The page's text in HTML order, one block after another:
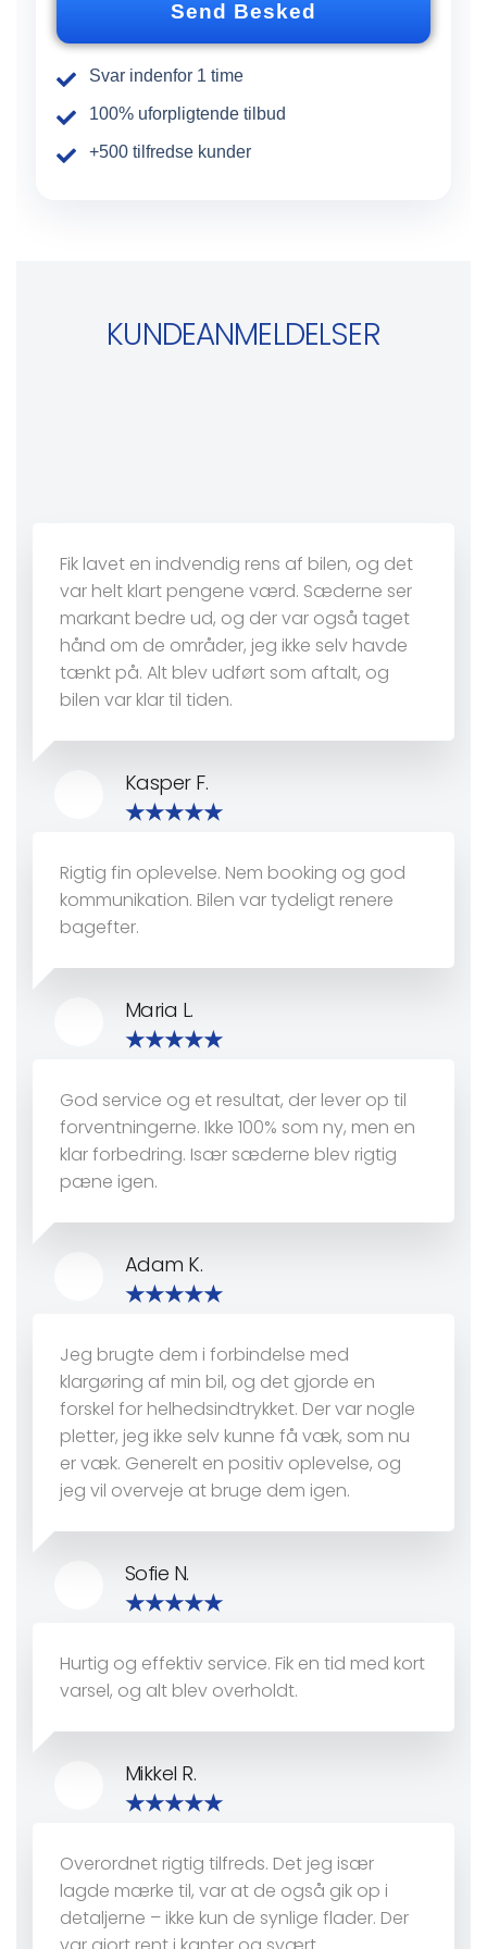
e
Send Besked
Svar indenfor 1 time
100% uforpligtende tilbud
+500 tilfredse kunder
KUNDEANMELDELSER
Fik lavet en indvendig rens af bilen, og det
var helt klart pengene værd. Sæderne ser
markant bedre ud, og der var også taget
hånd om de områder, jeg ikke selv havde
tænkt på. Alt blev udført som aftalt, og
bilen var klar til tiden.
Kasper F.
Rigtig fin oplevelse. Nem booking og god
kommunikation. Bilen var tydeligt renere
bagefter.
Maria L.
God service og et resultat, der lever op til
forventningerne. Ikke 100% som ny, men en
klar forbedring. Især sæderne blev rigtig
pæne igen.
Adam K.
Jeg brugte dem i forbindelse med
klargøring af min bil, og det gjorde en
forskel for helhedsindtrykket. Der var nogle
pletter, jeg ikke selv kunne få væk, som nu
er væk. Generelt en positiv oplevelse, og
jeg vil overveje at bruge dem igen.
Sofie N.
Hurtig og effektiv service. Fik en tid med kort
varsel, og alt blev overholdt.
Mikkel R.
Overordnet rigtig tilfreds. Det jeg især
lagde mærke til, var at de også gik op i
detaljerne – ikke kun de synlige flader. Der